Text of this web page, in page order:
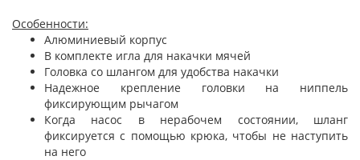
Особенности:
Алюминиевый корпус
В комплекте игла для накачки мячей
Головка со шлангом для удобства накачки
Надежное крепление головки на ниппель
фиксирующим рычагом
Когда насос в нерабочем состоянии, шланг
фиксируется с помощью крюка, чтобы не наступить
на него